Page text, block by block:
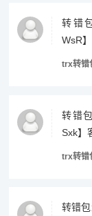
转错
WsR
trx转错
转错
Sxk】
trx转错
转错